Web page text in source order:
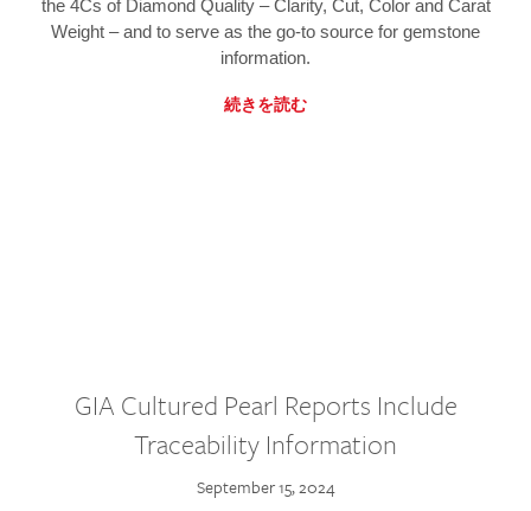
the 4Cs of Diamond Quality – Clarity, Cut, Color and Carat
Weight – and to serve as the go-to source for gemstone
information.
続きを読む
GIA Cultured Pearl Reports Include
Traceability Information
September 15, 2024